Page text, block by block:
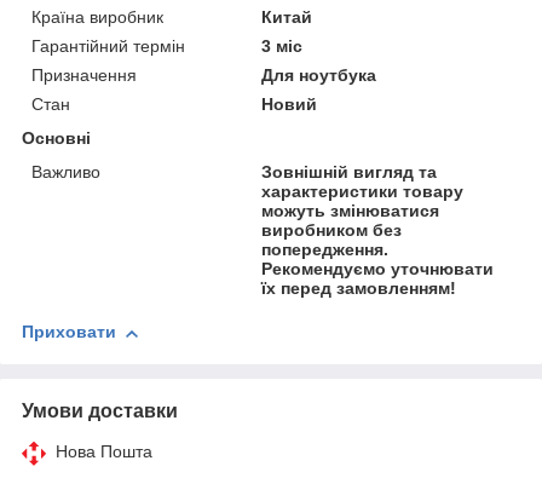
Країна виробник
Китай
Гарантійний термін
3 міс
Призначення
Для ноутбука
Стан
Новий
Основні
Важливо
Зовнішній вигляд та
характеристики товару
можуть змінюватися
виробником без
попередження.
Рекомендуємо уточнювати
їх перед замовленням!
Приховати
Умови доставки
Нова Пошта